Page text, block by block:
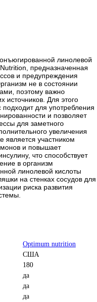
линолевой
предназначенная
и предупреждения
не в состоянии
поэтому важно
источников. Для этого
подходит для употребления
и позволяет
для заметного
увеличения
является участником
и повышает
что способствует
в организм
линолевой кислоты
на стенках сосудов для
риска развития
Optimum nutrition
США
180
да
да
да